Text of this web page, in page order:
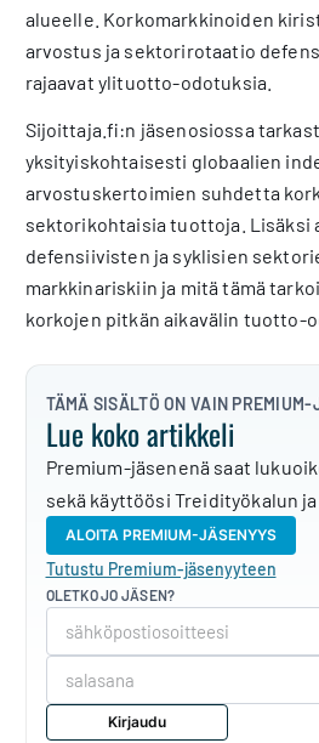
alueelle. Korkomarkkinoiden
arvostus ja sektorirotaatio
rajaavat ylituotto-odotuksia.
Sijoittaja.fi:n jäsenosiossa
yksityiskohtaisesti globaalien
arvostuskertoimien suhdetta
sektorikohtaisia tuottoja. Lisäksi
defensiivisten ja syklisien
markkinariskiin ja mitä tämä
korkojen pitkän aikavälin tuotto-
TÄMÄ SISÄLTÖ ON VAIN
Lue koko artikkeli
Premium-jäsenenä saat
sekä käyttöösi Treidityökalun
ALOITA PREMIUM-JÄSENYYS
Tutustu Premium-jäsenyyteen
OLETKO JO JÄSEN?
Kirjaudu